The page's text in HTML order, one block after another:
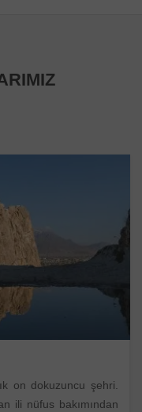
on dokuzuncu şehri.
ili nüfus bakımından